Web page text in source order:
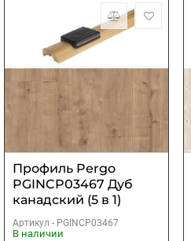
Профиль Pergo
PGINCP03467 Дуб
канадский (5 в 1)
Артикул - PGINCP03467
В наличии